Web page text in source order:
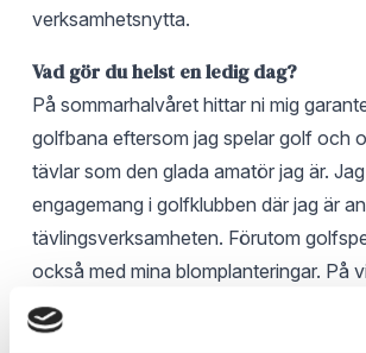
verksamhetsnytta.
Vad gör du helst en ledig dag?
På sommarhalvåret hittar ni mig
golfbana eftersom jag spelar golf och
tävlar som den glada amatör jag är.
engagemang i golfklubben där jag är
tävlingsverksamheten. Förutom
också med mina blomplanteringar. På
gärna brädspel tillsammans med
nyligen köpt mig ett par längdskidor, så